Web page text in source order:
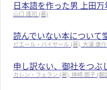
日本語を作った男 上田
山口 謠司 (著)
読んでいない本について
ピエール・バイヤール (著), 大浦 康
申し訳ない、御社をつぶ
カレン・フェラン (著), 神崎 朗子 (翻